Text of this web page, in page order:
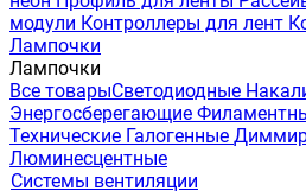
модули Контроллеры для лент
Лампочки
Лампочки
Все товарыСветодиодные
Энергосберегающие
Технические Галогенные
Люминесцентные
Системы вентиляции